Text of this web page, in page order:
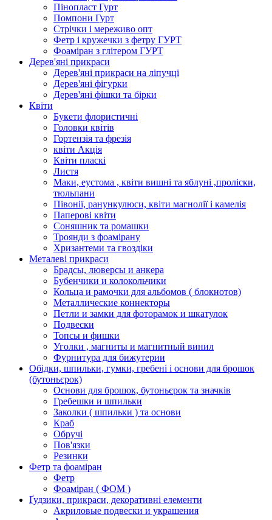
Пінопласт Гурт
Помпони Гурт
Стрічки і мереживо опт
Фетр і кружечки з фетру ГУРТ
Фоаміран з глітером ГУРТ
Дерев'яні прикраси
Дерев'яні прикраси на ліпучці
Дерев'яні фігурки
Дерев'яні фішки та бірки
Квіти
Букети флористичні
Головки квітів
Гортензія та фрезія
квіти Акція
Квіти пласкі
Листя
Маки, еустома , квіти вишні та яблуні ,проліски,
тюльпани
Півонії, ранункулюси, квіти магнолії і камелія
Паперові квіти
Соняшник та ромашки
Троянди з фоамірану
Хризантеми та гвоздіки
Металеві прикраси
Брадсы, люверсы и анкера
Бубенчики и колокольчики
Кольца и рамочки для альбомов ( блокнотов)
Металлические коннекторы
Петли и замки для фоторамок и шкатулок
Подвески
Топсы и фишки
Уголки , магниты и магнитный винил
Фурнитура для бижутерии
Обідки, шпильки, гумки, гребені і основи для брошок
(бутоньєрок)
Основи для брошок, бутоньєрок та значків
Гребешки и шпильки
Заколки ( шпильки ) та основи
Краб
Обручі
Пов'язки
Резинки
Фетр та фоаміран
Фетр
Фоаміран ( ФОМ )
Ґудзики, прикраси, декоративні елементи
Акриловые подвески и украшения